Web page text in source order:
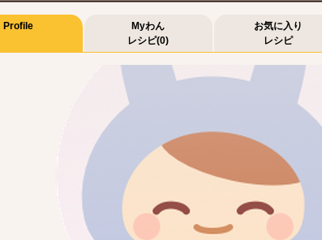
Profile
Myわん
レシピ(0)
お気に入り
レシピ